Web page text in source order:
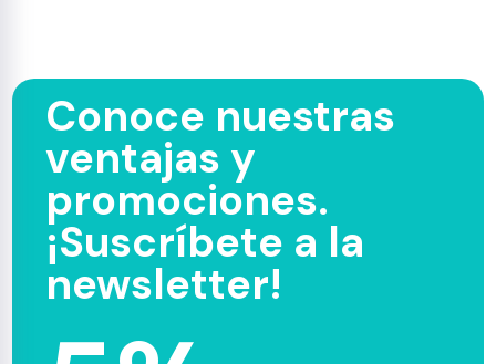
Conoce nuestras
ventajas y
promociones.
¡Suscríbete a la
newsletter!